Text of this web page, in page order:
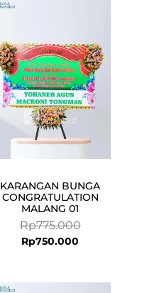
KARANGAN BUNGA
CONGRATULATION
MALANG 01
Rp775.000
Rp775.000.
Rp750.000
Rp750.000.